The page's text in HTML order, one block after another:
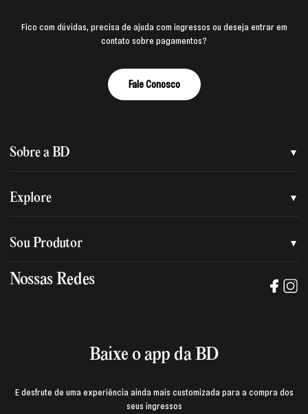
Fico com dúvidas, precisa de ajuda com ingressos ou deseja entrar em
contato sobre pagamentos?
Fale Conosco
Sobre a BD
Quem somos
Política de privacidade
Explore
Assessoria de imprensa
Trabalhe na BD
Sou Produtor
Manual de mídia e da marca BD
Nossas Redes
Baixe o app da BD
E desfrute de uma experiência ainda mais customizada para a compra dos
seus ingressos